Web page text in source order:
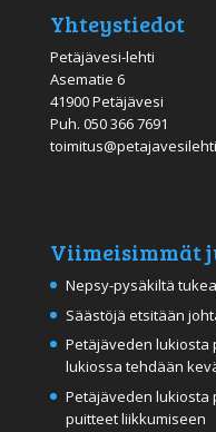
Yhteystiedot
Petäjävesi-lehti
Asematie 6
41900 Petäjävesi
Puh. 050 366 7691
Viimeisimmät
Nepsy-pysäkiltä
Säästöjä etsitään
Petäjäveden lukiosta
lukiossa tehdään
Petäjäveden lukiosta
puitteet liikkumiseen